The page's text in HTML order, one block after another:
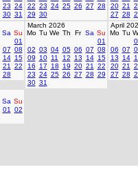
23 24
30 31
22 23 24 25 26 27 28
29 30
20 21
27 28
Sa Su
01
07 08
14 15
21
22
28
March 2026
Mo Tu We Th Fr Sa Su
01
02 03 04 05 06 07 08
09
10 11 12 13 14 15
16
17 18 19 20 21
22
23 24 25 26 27 28 29
30 31
April
Mo Tu
06 07
13
14
20 21
27 28
Sa Su
01
02